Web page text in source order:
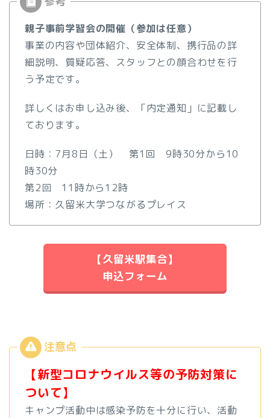
親子事前学習会の開催（参加は任意）
事業の内容や団体紹介、安全体制、携行品の詳
細説明、質疑応答、スタッフとの顔合わせを行
う予定です。
詳しくはお申し込み後、「内定通知」に記載し
ております。
日時：7月8日（土） 第1回 9時30分から10
時30分
第2回 11時から12時
場所：久留米大学つながるプレイス
【久留米駅集合】
申込フォーム
【新型コロナウイルス等の予防対策に
ついて】
キャンプ活動中は感染予防を十分に行い、活動